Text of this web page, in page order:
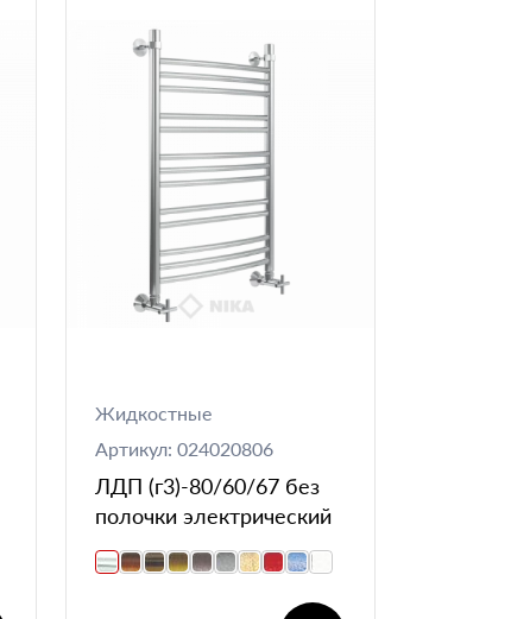
Жидкостные
Артикул: 024020806
ЛДП (г3)-80/60/67 без
полочки электрический